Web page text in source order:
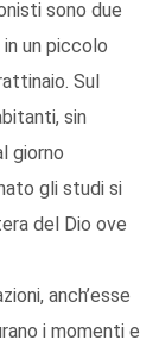
sono due
un piccolo
Sul
sin
giorno
gli studi si
del Dio ove
anch’esse
i momenti e